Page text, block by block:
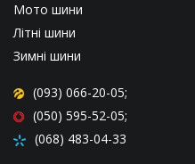
Мото шини
Літні шини
Зимні шини
(093) 066-20-05;
(050) 595-52-05;
(068) 483-04-33